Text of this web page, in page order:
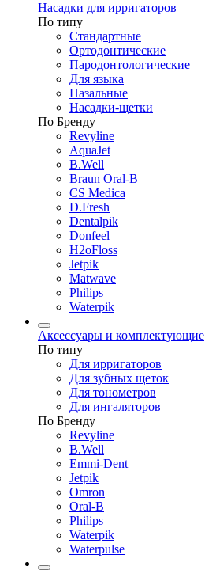
Насадки для ирригаторов
По типу
Стандартные
Ортодонтические
Пародонтологические
Для языка
Назальные
Насадки-щетки
По Бренду
Revyline
AquaJet
B.Well
Braun Oral-B
CS Medica
D.Fresh
Dentalpik
Donfeel
H2oFloss
Jetpik
Matwave
Philips
Waterpik
Аксессуары и комплектующие
По типу
Для ирригаторов
Для зубных щеток
Для тонометров
Для ингаляторов
По Бренду
Revyline
B.Well
Emmi-Dent
Jetpik
Omron
Oral-B
Philips
Waterpik
Waterpulse